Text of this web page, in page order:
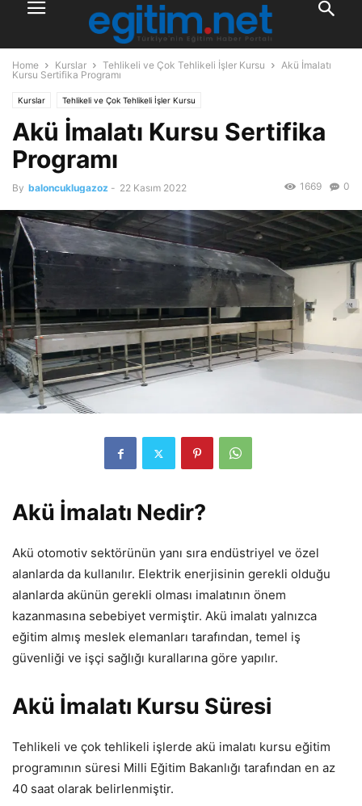
Home Kurslar Tehlikeli ve Çok Tehlikeli İşler Kursu
Akü İmalatı
Kursu Sertifika Programı
Kurslar Tehlikeli ve Çok Tehlikeli İşler Kursu
Akü İmalatı Kursu Sertifika
Programı
By baloncuklugazoz - 22 Kasım 2022 0
1669
Akü İmalatı Nedir?
Akü otomotiv sektörünün yanı sıra endüstriyel ve özel
alanlarda da kullanılır. Elektrik enerjisinin gerekli olduğu
alanlarda akünün gerekli olması imalatının önem
kazanmasına sebebiyet vermiştir. Akü imalatı yalnızca
eğitim almış meslek elemanları tarafından, temel iş
güvenliği ve işçi sağlığı kurallarına göre yapılır.
Akü İmalatı Kursu Süresi
Tehlikeli ve çok tehlikeli işlerde akü imalatı kursu eğitim
programının süresi Milli Eğitim Bakanlığı tarafından en az
40 saat olarak belirlenmiştir.